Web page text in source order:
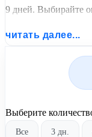
9 дней. Выбирайте
отдых по лучшим
читать далее...
Выберите
Все 3 дн.